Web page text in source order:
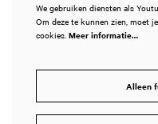
We gebruiken diensten als
Om deze te kunnen zien, moet
cookies. Meer informatie…
Alleen